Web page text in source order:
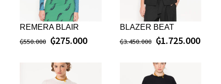
REMERA BLAIR
₲550.000 ₲275.000
BLAZER BEAT
₲3.450.000 ₲1.725.000